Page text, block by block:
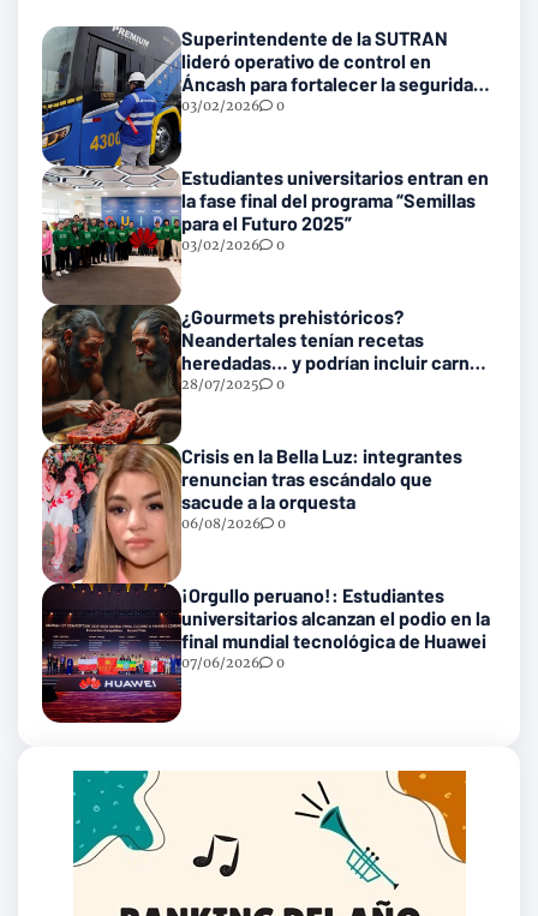
Superintendente de la SUTRAN
lideró operativo de control en
Áncash para fortalecer la seguridad
en las vías nacionales
03/02/2026 0
Estudiantes universitarios entran en
la fase final del programa “Semillas
para el Futuro 2025”
03/02/2026 0
¿Gourmets prehistóricos?
Neandertales tenían recetas
heredadas… y podrían incluir carne
con gusanos
28/07/2025 0
Crisis en la Bella Luz: integrantes
renuncian tras escándalo que
sacude a la orquesta
06/08/2026 0
¡Orgullo peruano!: Estudiantes
universitarios alcanzan el podio en la
final mundial tecnológica de Huawei
07/06/2026 0